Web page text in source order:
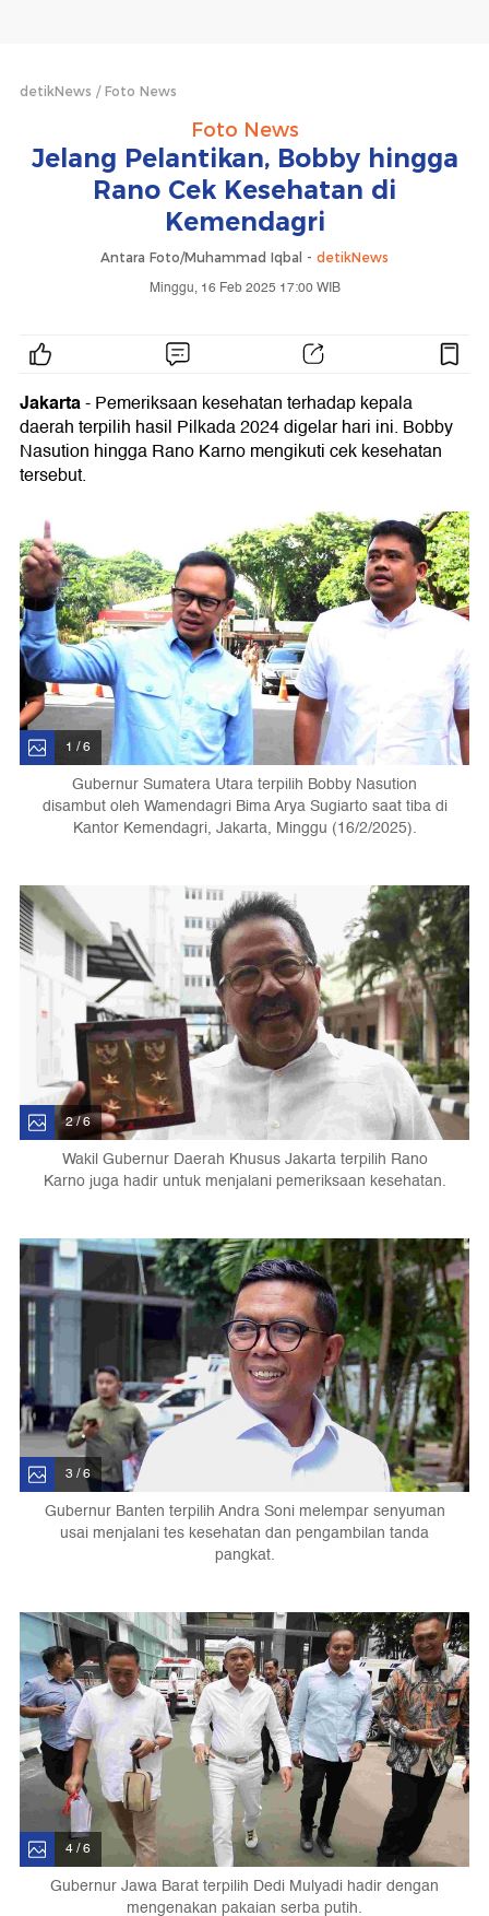
detikNews Foto News
Foto News
Jelang Pelantikan, Bobby hingga
Rano Cek Kesehatan di
Kemendagri
Antara Foto/Muhammad Iqbal - detikNews
Minggu, 16 Feb 2025 17:00 WIB
Jakarta- Pemeriksaan kesehatan terhadap kepala
daerah terpilih hasil Pilkada 2024 digelar hari ini. Bobby
Nasution hingga Rano Karno mengikuti cek kesehatan
tersebut.
1 / 6
Gubernur Sumatera Utara terpilih Bobby Nasution
disambut oleh Wamendagri Bima Arya Sugiarto saat tiba di
Kantor Kemendagri, Jakarta, Minggu (16/2/2025).
2 / 6
Wakil Gubernur Daerah Khusus Jakarta terpilih Rano
Karno juga hadir untuk menjalani pemeriksaan kesehatan.
3 / 6
Gubernur Banten terpilih Andra Soni melempar senyuman
usai menjalani tes kesehatan dan pengambilan tanda
pangkat.
4 / 6
Gubernur Jawa Barat terpilih Dedi Mulyadi hadir dengan
mengenakan pakaian serba putih.